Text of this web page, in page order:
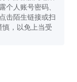
个人账号密码、
击陌生链接或扫
，以免上当受